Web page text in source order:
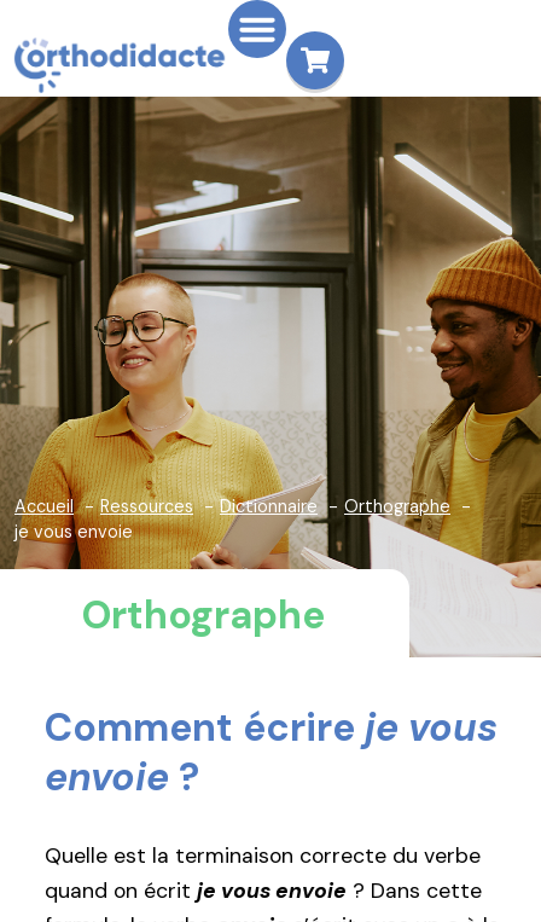
Accueil Ressources Dictionnaire
Orthographe
je vous envoie
Orthographe
Comment écrire je vous
envoie ?
Quelle est la terminaison correcte du verbe
quand on écrit je vous envoie ? Dans cette